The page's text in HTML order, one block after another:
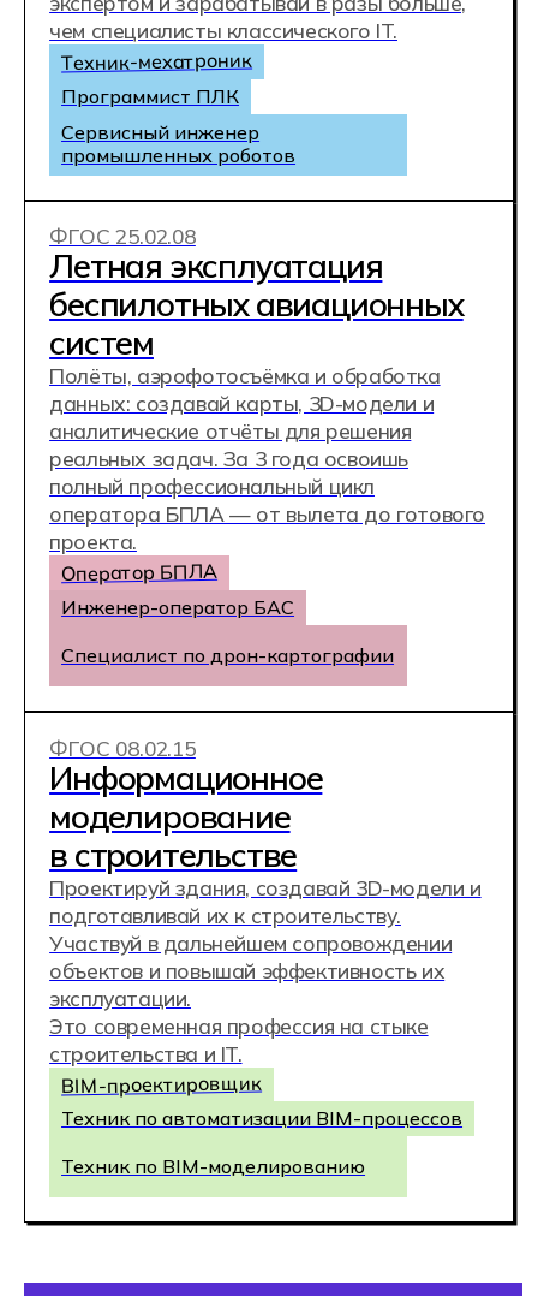
практические курсы по
программированию. Они помогают
новичкам стать профессиональными
программистами, а опытным
разработчикам получать новые знания и
расти профессионально. Выпускники
Hexlet работают в топовых компаниях.
1500 студентов
обучается в Хекслет Колледже прямо
сейчас
80% выпускников Хекслет
устраиваются в IT по результатам
исследования Высшей школы
экономики